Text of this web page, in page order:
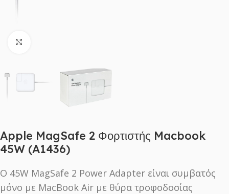
Apple MagSafe 2 Φορτιστής Macbook
45W (A1436)
Ο 45W MagSafe 2 Power Adapter είναι συμβατός
μόνο με MacBook Air με θύρα τροφοδοσίας